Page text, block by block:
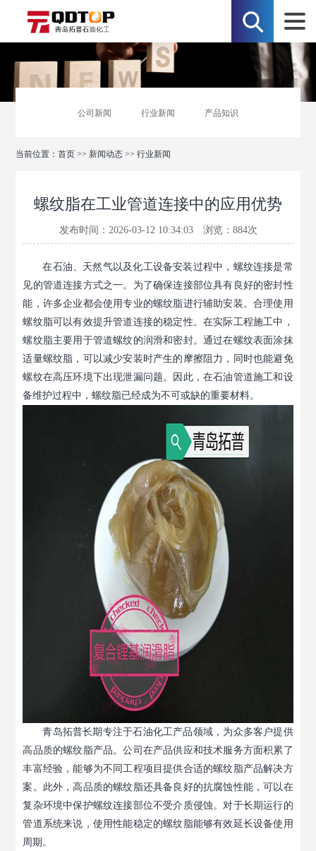
公司新闻 行业新闻 产品知识
当前位置：首页 >> 新闻动态 >>行业新闻
螺纹脂在工业管道连接中的应用优势
发布时间：2026-03-12 10:34:03 浏览： 884次
在石油、天然气以及化工设备安装过程中，螺纹连接是常
见的管道连接方式之一。为了确保连接部位具有良好的密封性
能，许多企业都会使用专业的螺纹脂进行辅助安装。合理使用
螺纹脂可以有效提升管道连接的稳定性。在实际工程施工中，
螺纹脂主要用于管道螺纹的润滑和密封。通过在螺纹表面涂抹
适量螺纹脂，可以减少安装时产生的摩擦阻力，同时也能避免
螺纹在高压环境下出现泄漏问题。因此，在石油管道施工和设
备维护过程中，螺纹脂已经成为不可或缺的重要材料。
青岛拓普长期专注于石油化工产品领域，为众多客户提供
高品质的螺纹脂产品。公司在产品供应和技术服务方面积累了
丰富经验，能够为不同工程项目提供合适的螺纹脂产品解决方
案。此外，高品质的螺纹脂还具备良好的抗腐蚀性能，可以在
复杂环境中保护螺纹连接部位不受介质侵蚀。对于长期运行的
管道系统来说，使用性能稳定的螺纹脂能够有效延长设备使用
周期。